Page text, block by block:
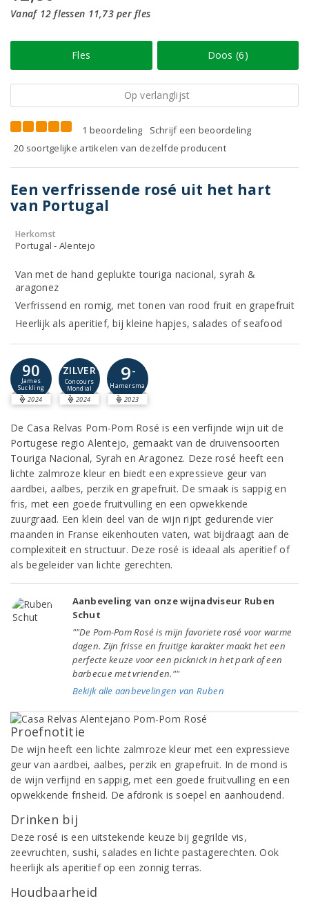
Vanaf 12 flessen 11,73 per fles
Fles Doos (6)
Op verlanglijst
1 beoordeling
Schrijf een beoordeling
20 soortgelijke artikelen van dezelfde producent
Een verfrissende rosé uit het hart
van Portugal
Herkomst
Portugal - Alentejo
Van met de hand geplukte touriga nacional, syrah &
aragonez
Verfrissend en romig, met tonen van rood fruit en grapefruit
Heerlijk als aperitief, bij kleine hapjes, salades of seafood
90
James
Suckling
2024
ZILVER
Concours
Mondial
2024
9-
Hamersma
2023
De Casa Relvas Pom-Pom Rosé is een verfijnde wijn uit de
Portugese regio Alentejo, gemaakt van de druivensoorten
Touriga Nacional, Syrah en Aragonez. Deze rosé heeft een
lichte zalmroze kleur en biedt een expressieve geur van
aardbei, aalbes, perzik en grapefruit. De smaak is sappig en
fris, met een goede fruitvulling en een opwekkende
zuurgraad. Een klein deel van de wijn rijpt gedurende vier
maanden in Franse eikenhouten vaten, wat bijdraagt aan de
complexiteit en structuur. Deze rosé is ideaal als aperitief of
als begeleider van lichte gerechten.
Aanbeveling van onze wijnadviseur Ruben
Schut
""De Pom-Pom Rosé is mijn favoriete rosé voor warme
dagen. Zijn frisse en fruitige karakter maakt het een
perfecte keuze voor een picknick in het park of een
barbecue met vrienden.""
Bekijk alle aanbevelingen van Ruben
Proefnotitie
De wijn heeft een lichte zalmroze kleur met een expressieve
geur van aardbei, aalbes, perzik en grapefruit. In de mond is
de wijn verfijnd en sappig, met een goede fruitvulling en een
opwekkende frisheid. De afdronk is soepel en aanhoudend.
Drinken bij
Deze rosé is een uitstekende keuze bij gegrilde vis,
zeevruchten, sushi, salades en lichte pastagerechten. Ook
heerlijk als aperitief op een zonnig terras.
Houdbaarheid